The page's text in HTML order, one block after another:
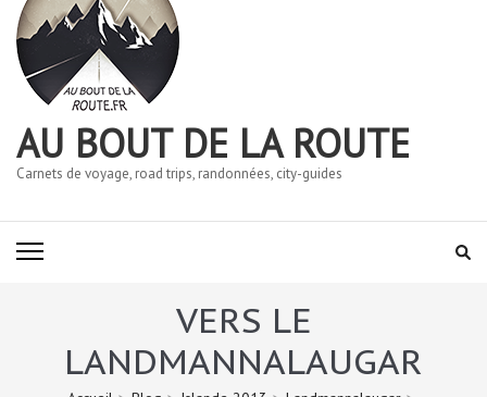
AU BOUT DE LA ROUTE
Carnets de voyage, road trips, randonnées, city-guides
VERS LE
LANDMANNALAUGAR